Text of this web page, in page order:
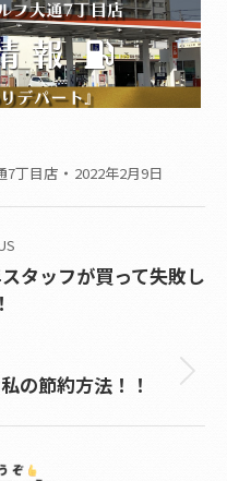
7丁目店 2022年2月9日
タッフが買って失敗し
の節約方法！！